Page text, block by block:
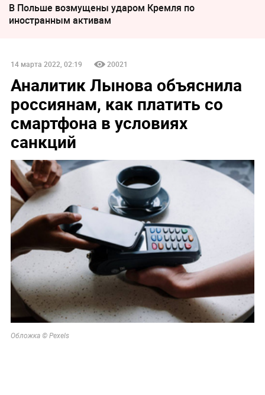
В Польше возмущены ударом Кремля по
иностранным активам
14 марта 2022, 02:19 20021
Аналитик Лынова объяснила
россиянам, как платить со
смартфона в условиях
санкций
Обложка © Pexels